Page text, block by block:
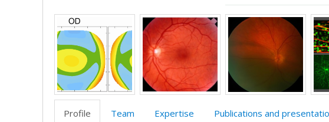
Site
Web
de
l’unité
recherche
Media
Profile Team Expertise Publications and